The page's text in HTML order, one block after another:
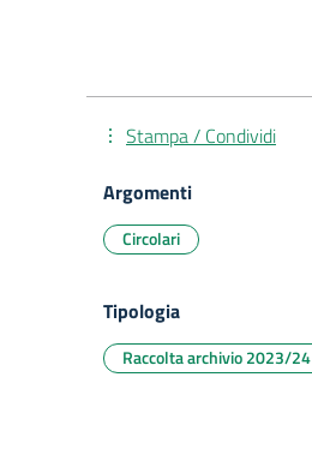
Stampa / Condividi
Argomenti
Circolari
Tipologia
Raccolta archivio 2023/24